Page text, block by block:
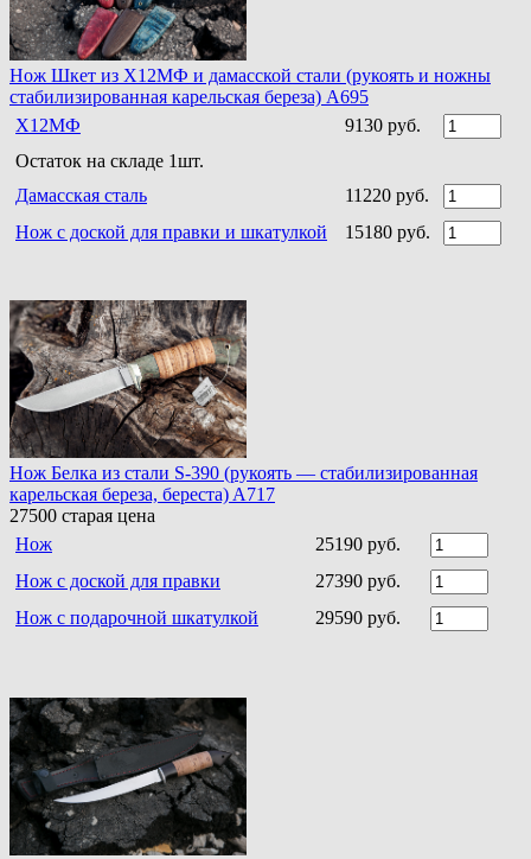
Нож Шкет из Х12МФ и дамасской стали (рукоять и ножны
стабилизированная карельская береза) A695
Х12МФ
9130 руб.
Остаток на складе 1шт.
Дамасская сталь
11220 руб.
Нож с доской для правки и шкатулкой
15180 руб.
Нож Белка из стали S-390 (рукоять — стабилизированная
карельская береза, береста) A717
27500 старая цена
Нож
25190 руб.
Нож с доской для правки
27390 руб.
Нож с подарочной шкатулкой
29590 руб.